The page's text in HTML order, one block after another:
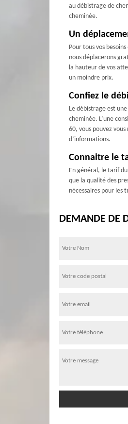
au débistrage de
cheminée.
Un
Pour tous vos
nous déplacerons
la hauteur de vos
un moindre prix.
Confiez le
Le débistrage est
cheminée. L’une
60, vous pouvez
d’informations.
Connaitre le
En général, le tarif
que la qualité des
nécessaires pour les
DEMANDE DE